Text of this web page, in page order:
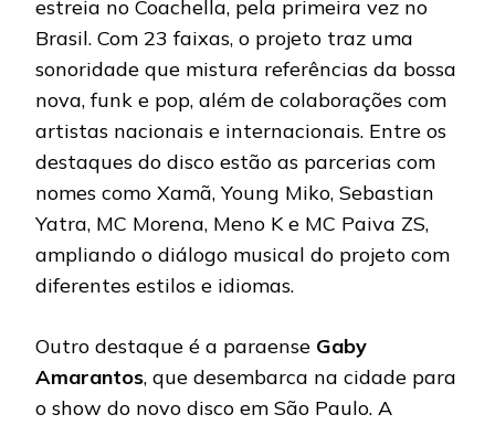
estreia no Coachella, pela primeira vez no
Brasil. Com 23 faixas, o projeto traz uma
sonoridade que mistura referências da bossa
nova, funk e pop, além de colaborações com
artistas nacionais e internacionais. Entre os
destaques do disco estão as parcerias com
nomes como Xamã, Young Miko, Sebastian
Yatra, MC Morena, Meno K e MC Paiva ZS,
ampliando o diálogo musical do projeto com
diferentes estilos e idiomas.
Outro destaque é a paraense Gaby
Amarantos, que desembarca na cidade para
o show do novo disco em São Paulo. A